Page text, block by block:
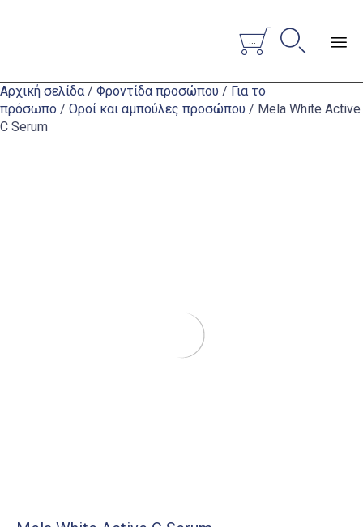

... 
to
Αρχική σελίδα / Φροντίδα προσώπου / Για το
πρόσωπο / Οροί και αμπούλες προσώπου / Mela White Active
C Serum